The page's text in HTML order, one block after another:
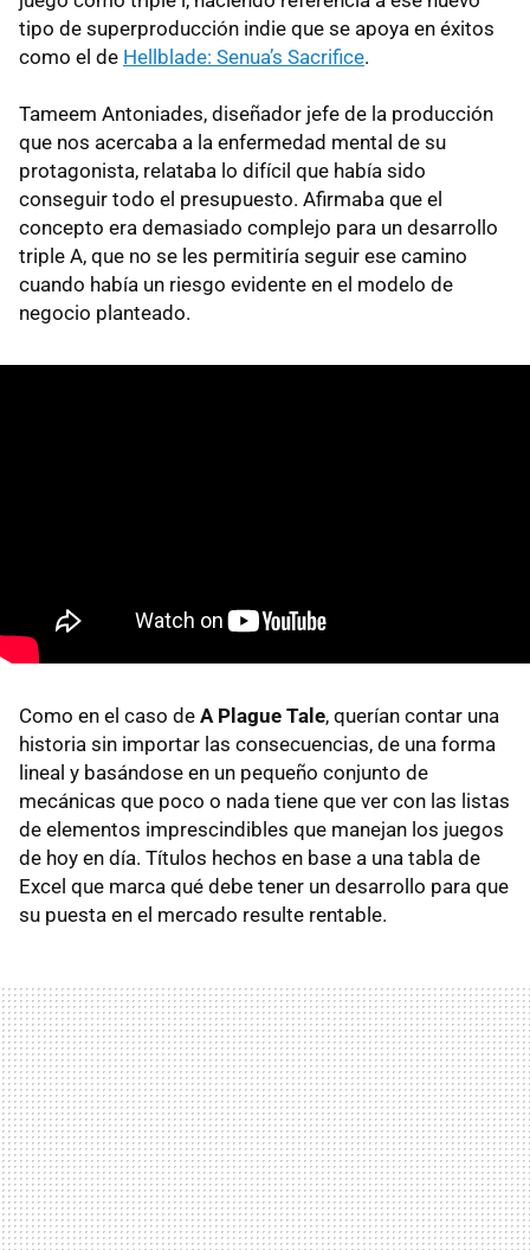
tipo de superproducción indie que se apoya en éxitos
como el de Hellblade: Senua’s Sacrifice.
Tameem Antoniades, diseñador jefe de la producción
que nos acercaba a la enfermedad mental de su
protagonista, relataba lo difícil que había sido
conseguir todo el presupuesto. Afirmaba que el
concepto era demasiado complejo para un desarrollo
triple A, que no se les permitiría seguir ese camino
cuando había un riesgo evidente en el modelo de
negocio planteado.
Como en el caso de A Plague Tale, querían contar una
historia sin importar las consecuencias, de una forma
lineal y basándose en un pequeño conjunto de
mecánicas que poco o nada tiene que ver con las listas
de elementos imprescindibles que manejan los juegos
de hoy en día. Títulos hechos en base a una tabla de
Excel que marca qué debe tener un desarrollo para que
su puesta en el mercado resulte rentable.